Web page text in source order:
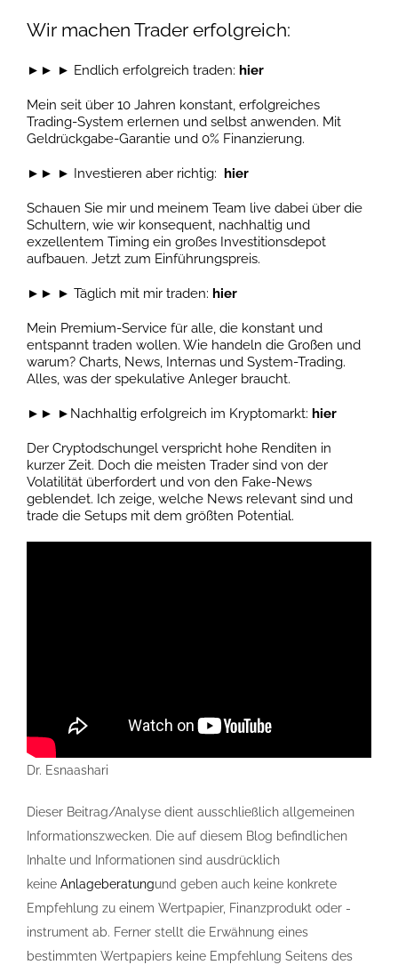
Wir machen Trader erfolgreich:
►► ► Endlich erfolgreich traden: hier
Mein seit über 10 Jahren konstant, erfolgreiches
Trading-System erlernen und selbst anwenden. Mit
Geldrückgabe-Garantie und 0% Finanzierung.
►► ► Investieren aber richtig: hier
Schauen Sie mir und meinem Team live dabei über die
Schultern, wie wir konsequent, nachhaltig und
exzellentem Timing ein großes Investitionsdepot
aufbauen. Jetzt zum Einführungspreis.
►► ► Täglich mit mir traden: hier
Mein Premium-Service für alle, die konstant und
entspannt traden wollen. Wie handeln die Großen und
warum? Charts, News, Internas und System-Trading.
Alles, was der spekulative Anleger braucht.
►► ►Nachhaltig erfolgreich im Kryptomarkt: hier
Der Cryptodschungel verspricht hohe Renditen in
kurzer Zeit. Doch die meisten Trader sind von der
Volatilität überfordert und von den Fake-News
geblendet. Ich zeige, welche News relevant sind und
trade die Setups mit dem größten Potential.
Dr. Esnaashari
Dieser Beitrag/Analyse dient ausschließlich allgemeinen
Informationszwecken. Die auf diesem Blog befindlichen
Inhalte und Informationen sind ausdrücklich
keine Anlageberatungund geben auch keine konkrete
Empfehlung zu einem Wertpapier, Finanzprodukt oder -
instrument ab. Ferner stellt die Erwähnung eines
bestimmten Wertpapiers keine Empfehlung Seitens des